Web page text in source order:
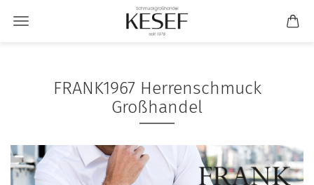
FRANK1967 Herrenschmuck
Großhandel